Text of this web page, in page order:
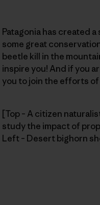
Patagonia has created
some great
beetle kill in the
inspire you! And if you
you to join the efforts
[Top – A citizen
study the impact of
Left – Desert bighorn